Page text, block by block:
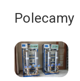
Polecamy